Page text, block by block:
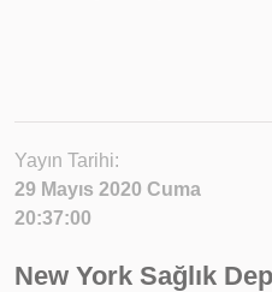
Yayın Tarihi:
29 Mayıs 2020 Cuma
20:37:00
New York Sağlık